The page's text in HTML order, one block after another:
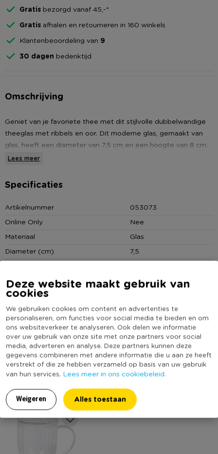
Deze website maakt gebruik van
cookies
We gebruiken cookies om content en advertenties te
personaliseren, om functies voor social media te bieden en om
ons websiteverkeer te analyseren. Ook delen we informatie
over uw gebruik van onze site met onze partners voor social
media, adverteren en analyse. Deze partners kunnen deze
gegevens combineren met andere informatie die u aan ze heeft
verstrekt of die ze hebben verzameld op basis van uw gebruik
van hun services. Lees meer in ons cookiebeleid.
Weigeren Alles toestaan
Gratis bezorgd vanaf 45,-*
Gratis afhalen en retourneren in 160 winkels
Klantenbeoordeling van 9
30 dagen bedenktijd
Omschrijving
Geniet van je favoriete thee met dit stijlvolle dubbelwandige
theeglas met ribbels en oor. Dit moderne glas, gemaakt van
glas, heeft een diameter van 7.5 cm en een hoogte van 8 cm.
Dankzij de dubbelwandige constructie blijft je thee langer
veilig kunt vasthouden zonder je handen te verbranden. De
subtiele ribbels zorgen voor een extra decoratief accent en
bestendig.
Lees meer
Specificaties
Artikelnummer
053073
Online Only
Nee
Materiaal
Glas
Diameter (cm)
7,5
Kleur
Transparant
Vorm
Vaatwasmachine bestendig
Ja
Dubbelwandig
Ja
Duurzaamheidsscore
(Nog) geen score
bekend
MEER UIT DEZE SERIE